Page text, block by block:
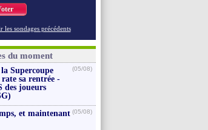
les sondages précédents
du moment
Supercoupe
sa rentrée -
des joueurs
(05/08)
et maintenant (05/08)